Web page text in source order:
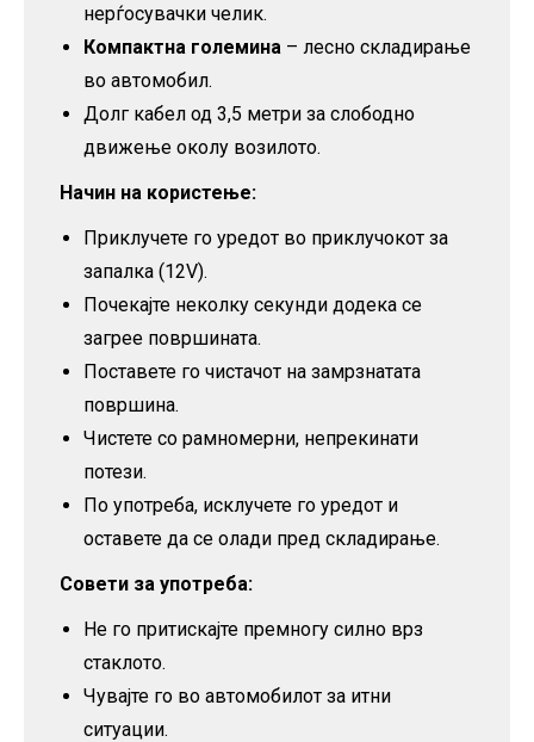
нерѓосувачки челик.
Компактна големина – лесно складирање
во автомобил.
Долг кабел од 3,5 метри за слободно
движење околу возилото.
Начин на користење:
Приклучете го уредот во приклучокот за
запалка (12V).
Почекајте неколку секунди додека се
загрее површината.
Поставете го чистачот на замрзнатата
површина.
Чистете со рамномерни, непрекинати
потези.
По употреба, исклучете го уредот и
оставете да се олади пред складирање.
Совети за употреба:
Не го притискајте премногу силно врз
стаклото.
Чувајте го во автомобилот за итни
ситуации.